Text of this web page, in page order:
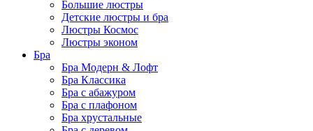
Большие люстры
Детские люстры и бра
Люстры Космос
Люстры эконом
Бра
Бра Модерн & Лофт
Бра Классика
Бра с абажуром
Бра с плафоном
Бра хрустальные